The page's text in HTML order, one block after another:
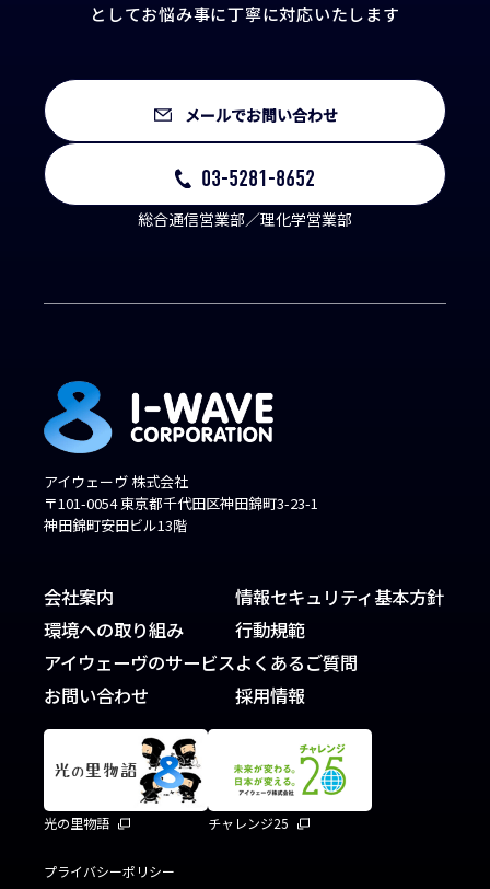
としてお悩み事に丁寧に対応いたします
メールでお問い合わせ
03-5281-8652
総合通信営業部／理化学営業部
アイウェーヴ 株式会社
〒101-0054 東京都千代田区神田錦町3-23-1
神田錦町安田ビル13階
会社案内
環境への取り組み
アイウェーヴのサービス
お問い合わせ
情報セキュリティ基本方針
行動規範
よくあるご質問
採用情報
光の里物語 チャレンジ25
プライバシーポリシー